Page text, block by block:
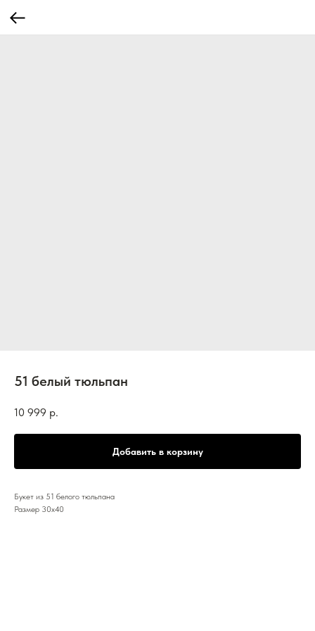
51 белый тюльпан
10 999 р.
Добавить в корзину
Букет из 51 белого тюльпана
Размер 30х40